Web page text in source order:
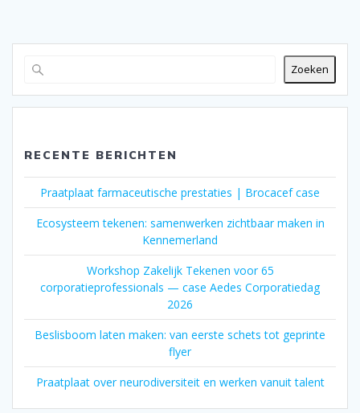
Zoeken
RECENTE BERICHTEN
Praatplaat farmaceutische prestaties | Brocacef case
Ecosysteem tekenen: samenwerken zichtbaar maken in
Kennemerland
Workshop Zakelijk Tekenen voor 65
corporatieprofessionals — case Aedes Corporatiedag
2026
Beslisboom laten maken: van eerste schets tot geprinte
flyer
Praatplaat over neurodiversiteit en werken vanuit talent